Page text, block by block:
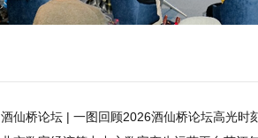
酒仙桥论坛 | 一图回顾2026酒仙桥论坛高光时